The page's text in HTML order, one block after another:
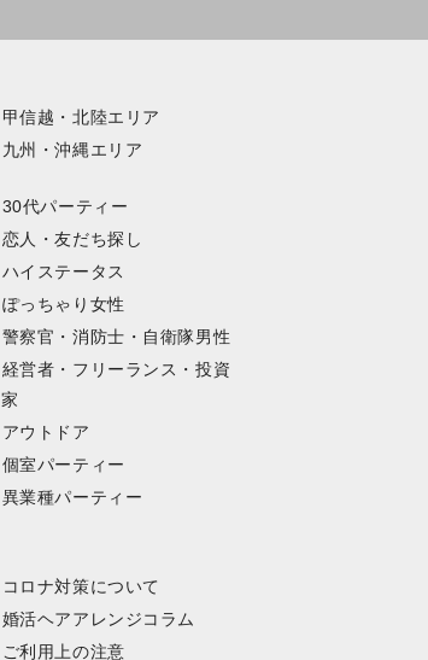
甲信越・北陸エリア
九州・沖縄エリア
30代パーティー
恋人・友だち探し
ハイステータス
ぽっちゃり女性
警察官・消防士・自衛隊男性
経営者・フリーランス・投資
家
アウトドア
個室パーティー
異業種パーティー
コロナ対策について
婚活ヘアアレンジコラム
ご利用上の注意